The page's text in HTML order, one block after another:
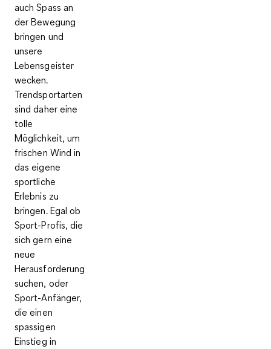
auch Spass an
der Bewegung
bringen und
unsere
Lebensgeister
wecken.
Trendsportarten
sind daher eine
tolle
Möglichkeit, um
frischen Wind in
das eigene
sportliche
Erlebnis zu
bringen. Egal ob
Sport-Profis, die
sich gern eine
neue
Herausforderung
suchen, oder
Sport-Anfänger,
die einen
spassigen
Einstieg in